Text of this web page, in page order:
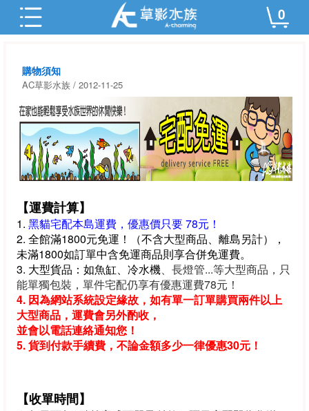
0
購物須知
AC草影水族 / 2012-11-25
【運費計算】
1. 黑貓宅配本島運費，優惠價只要 78元！
2. 全館滿1800元免運！（不含大型商品、離島另計），
未滿1800如訂單中含免運商品則享合併免運費。
3. 大型貨品：如魚缸、冷水機、長燈管...等大型商品，只
能單獨包裝，單件宅配仍享有優惠運費78元！
4. 因為網站系統設定緣故，如有單一訂單購買兩件以上
大型商品，運費會另外酌收，
並會以電話連絡通知您！
5. 貨到付款手續費，不論金額多少一律優惠30元！
【收單時間】